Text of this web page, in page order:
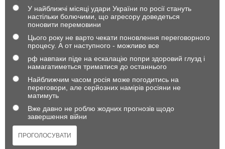
У найближчі місяці удари України по росії стануть
настільки болючими, що агресору доведеться
поновити перемовини
Цього року не варто чекати поновлення переговорного
процесу. А от наступного - можливо все
рф навпаки піде на ескалацію попри здоровий глузд і
намагатиметься триматися до останнього
Найближчим часом росія може погодитись на
переговори, але серйозних намірів росіяни не
матимуть
Вже давно не роблю жодних прогнозів щодо
завершення війни